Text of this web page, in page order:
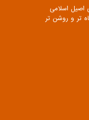
اسلامی
تر و روشن تر